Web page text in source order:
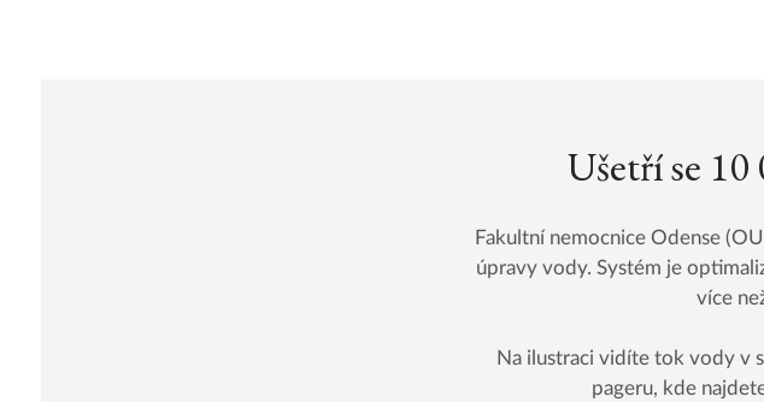
Ušetří se 10
Fakultní nemocnice Odense
úpravy vody. Systém je
více
Na ilustraci vidíte tok vody v
pageru, kde